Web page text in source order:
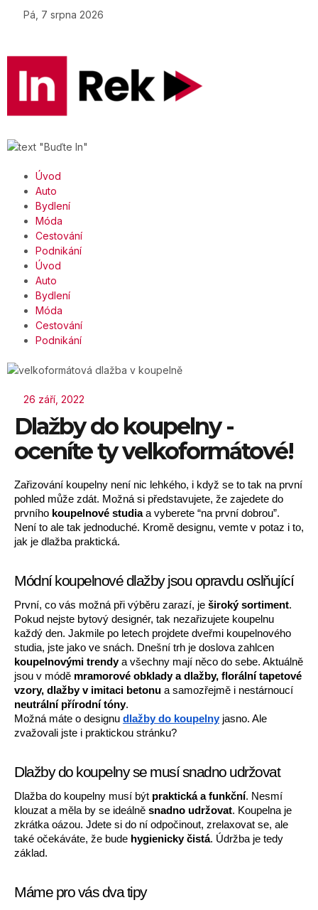
Pá, 7 srpna 2026
Úvod
Auto
Bydlení
Móda
Cestování
Podnikání
Úvod
Auto
Bydlení
Móda
Cestování
Podnikání
26 září, 2022
Dlažby do koupelny -
oceníte ty velkoformátové!
Zařizování koupelny není nic lehkého, i když se to tak na první
pohled může zdát. Možná si představujete, že zajedete do
prvního koupelnové studia a vyberete “na první dobrou”.
Není to ale tak jednoduché. Kromě designu, vemte v potaz i to,
jak je dlažba praktická.
Módní koupelnové dlažby jsou opravdu oslňující
První, co vás možná při výběru zarazí, je široký sortiment.
Pokud nejste bytový designér, tak nezařizujete koupelnu
každý den. Jakmile po letech projdete dveřmi koupelnového
koupelnovými trendy a všechny mají něco do sebe. Aktuálně
jsou v módě mramorové obklady a dlažby, florální tapetové
vzory, dlažby v imitaci betonu
neutrální přírodní tóny.
Možná máte o designu dlažby do koupelny jasno. Ale
zvažovali jste i praktickou stránku?
Dlažby do koupelny se musí snadno udržovat
Dlažba do koupelny musí být praktická a funkční. Nesmí
klouzat a měla by se ideálně snadno udržovat. Koupelna je
zkrátka oázou. Jdete si do ní odpočinout, zrelaxovat se, ale
také očekáváte, že bude hygienicky čistá. Údržba je tedy
základ.
Máme pro vás dva tipy